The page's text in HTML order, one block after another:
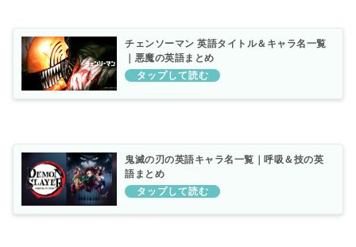
チェンソーマン 英語タイトル＆キャラ名一覧
｜悪魔の英語まとめ
鬼滅の刃の英語キャラ名一覧｜呼吸＆技の英
語まとめ